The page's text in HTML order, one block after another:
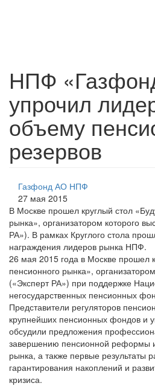
НПФ
упрочил
объему
резервов
Газфонд АО НПФ
27 мая 2015
В Москве прошел круглый стол
рынка», организатором которого
РА»). В рамках Круглого стола
награждения лидеров рынка НПФ.
26 мая 2015 года в Москве прошел
пенсионного рынка»,
(«Эксперт РА») при поддержке
негосударственных пенсионных
Представители регуляторов
крупнейших пенсионных фондов и
обсудили предложения
завершению пенсионной реформы
рынка, а также первые результаты
гарантирования накоплений и
кризиса.